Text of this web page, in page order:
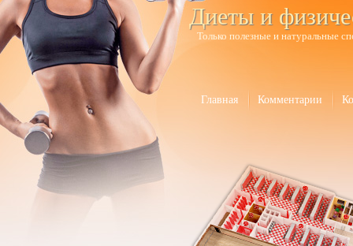
Диеты и
Только полезные и натуральные
Главная Комментарии